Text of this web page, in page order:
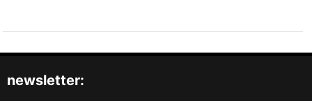
newsletter: